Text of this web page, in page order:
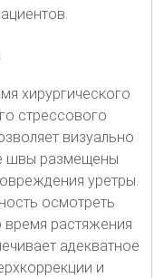
хирургического
стрессового
визуально
швы размещены
уретры.
осмотреть
время растяжения
адекватное
и